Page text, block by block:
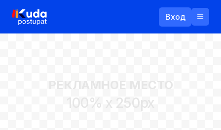
Вход
РЕКЛАМНОЕ МЕСТО
100% x 250px